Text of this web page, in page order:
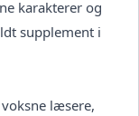
karakterer og
supplement i
læsere,